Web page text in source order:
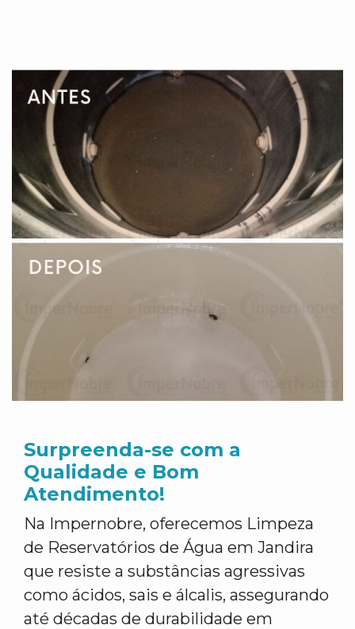
Surpreenda-se com a
Qualidade e Bom
Atendimento!
Na Impernobre, oferecemos Limpeza
de Reservatórios de Água em Jandira
que resiste a substâncias agressivas
como ácidos, sais e álcalis, assegurando
até décadas de durabilidade em